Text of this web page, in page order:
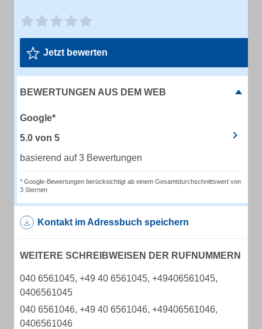
Jetzt bewerten
BEWERTUNGEN AUS DEM WEB
Google*
5.0 von 5
basierend auf 3 Bewertungen
* Google-Bewertungen berücksichtigt ab einem Gesamtdurchschnittswert von
3 Sternen
Kontakt im Adressbuch speichern
WEITERE SCHREIBWEISEN DER RUFNUMMERN
040 6561045, +49 40 6561045, +49406561045,
0406561045
040 6561046, +49 40 6561046, +49406561046,
0406561046